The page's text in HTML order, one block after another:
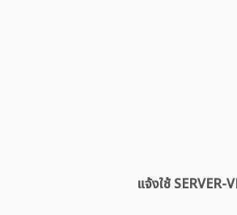
แจ้งใช้ SERVER-